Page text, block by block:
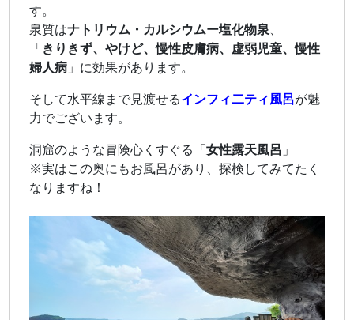
す。
泉質はナトリウム・カルシウムー塩化物泉
「 きりきず、やけど、慢性皮膚病、虚弱児童、慢性
婦人病 」に効果があります。
そして水平線まで見渡せるインフィ二ティ風呂が魅
力でございます。
洞窟のような冒険心くすぐる「 女性露天風呂 」
※実はこの奥にもお風呂があり、探検してみてたく
なりますね！